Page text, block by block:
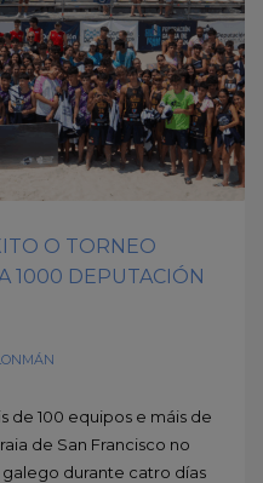
O TORNEO
1000 DEPUTACIÓN
de 100 equipos e máis de
de San Francisco no
durante catro días